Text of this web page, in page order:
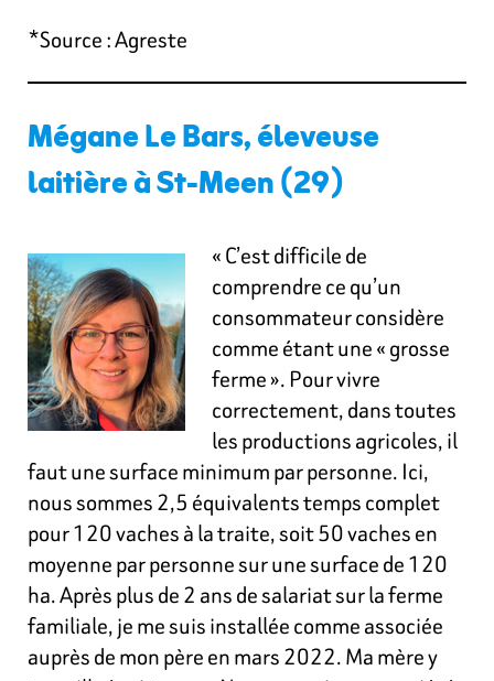
*Source : Agreste
Mégane Le Bars, éleveuse
laitière à St-Meen (29)
« C’est difficile de
comprendre ce qu’un
consommateur considère
comme étant une « grosse
ferme ». Pour vivre
correctement, dans toutes
les productions agricoles, il
faut une surface minimum par personne. Ici,
nous sommes 2,5 équivalents temps complet
pour 120 vaches à la traite, soit 50 vaches en
moyenne par personne sur une surface de 120
ha. Après plus de 2 ans de salariat sur la ferme
familiale, je me suis installée comme associée
auprès de mon père en mars 2022. Ma mère y